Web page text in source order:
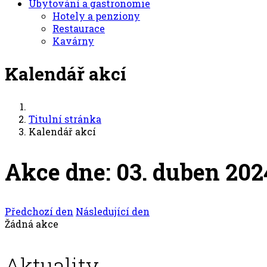
Ubytování a gastronomie
Hotely a penziony
Restaurace
Kavárny
Kalendář akcí
Titulní stránka
Kalendář akcí
Akce dne: 03. duben
Předchozí den Následující den
Žádná akce